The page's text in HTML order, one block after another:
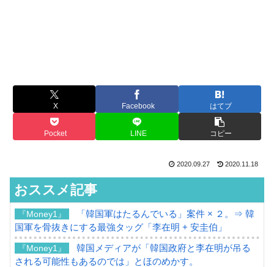
X Facebook はてブ
Pocket LINE コピー
2020.09.27 2020.11.18
おススメ記事
『Money1』
「韓国軍はたるんでいる」案件 × ２。⇒ 韓
国軍を骨抜きにする最強タッグ「李在明 + 安圭伯」
『Money1』
韓国メディアが「韓国政府と李在明が吊る
される可能性もあるのでは」とほのめかす。